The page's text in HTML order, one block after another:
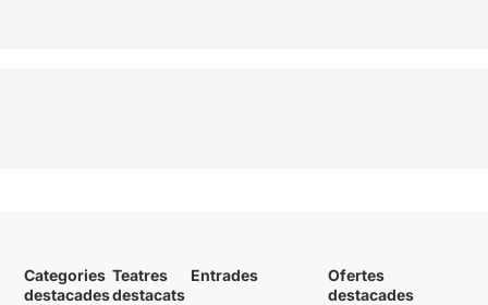
Categories
destacades
Teatres
destacats
Entrades
Ofertes
destacades